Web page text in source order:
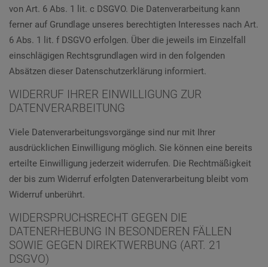
von Art. 6 Abs. 1 lit. c DSGVO. Die Datenverarbeitung kann
ferner auf Grundlage unseres berechtigten Interesses nach Art.
6 Abs. 1 lit. f DSGVO erfolgen. Über die jeweils im Einzelfall
einschlägigen Rechtsgrundlagen wird in den folgenden
Absätzen dieser Datenschutzerklärung informiert.
WIDERRUF IHRER EINWILLIGUNG ZUR
DATENVERARBEITUNG
Viele Datenverarbeitungsvorgänge sind nur mit Ihrer
ausdrücklichen Einwilligung möglich. Sie können eine bereits
erteilte Einwilligung jederzeit widerrufen. Die Rechtmäßigkeit
der bis zum Widerruf erfolgten Datenverarbeitung bleibt vom
Widerruf unberührt.
WIDERSPRUCHSRECHT GEGEN DIE
DATENERHEBUNG IN BESONDEREN FÄLLEN
SOWIE GEGEN DIREKTWERBUNG (ART. 21
DSGVO)